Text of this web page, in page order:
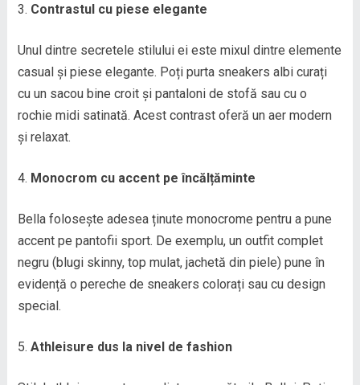
Contrastul cu piese elegante
Unul dintre secretele stilului ei este mixul dintre elemente
casual și piese elegante. Poți purta sneakers albi curați
cu un sacou bine croit și pantaloni de stofă sau cu o
rochie midi satinată. Acest contrast oferă un aer modern
și relaxat.
Monocrom cu accent pe încălțăminte
Bella folosește adesea ținute monocrome pentru a pune
accent pe pantofii sport. De exemplu, un outfit complet
negru (blugi skinny, top mulat, jachetă din piele) pune în
evidență o pereche de sneakers colorați sau cu design
special.
Athleisure dus la nivel de fashion